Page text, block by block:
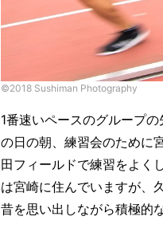
©︎2018 Sushiman Photography
1番速いペースのグループ
の日の朝、練習会のために
田フィールドで練習をよく
は宮崎に住んでいますが、
昔を思い出しながら積極的